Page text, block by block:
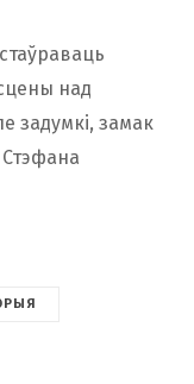
над
задумкі, замак